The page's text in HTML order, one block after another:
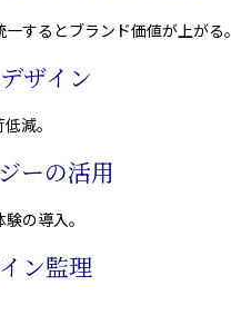
するとブランド価値が上がる。
ザイン
減。
ーの活用
の導入。
ン監理